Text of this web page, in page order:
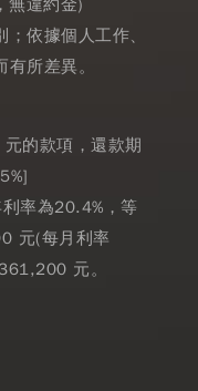
無違約金)
依據個人工作、
所差異。
的款項，還款期
率為20.4%，等
元(每月利率
元。